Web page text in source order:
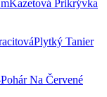
Kazetová Prikrývka
Plytký Tanier
Pohár Na Červené